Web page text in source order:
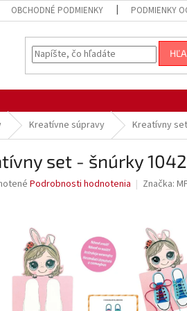
OBCHODNÉ PODMIENKY PODMIENKY
Kreatívne súpravy Kreatívny
set - šnúrky
Podrobnosti hodnotenia Značka: